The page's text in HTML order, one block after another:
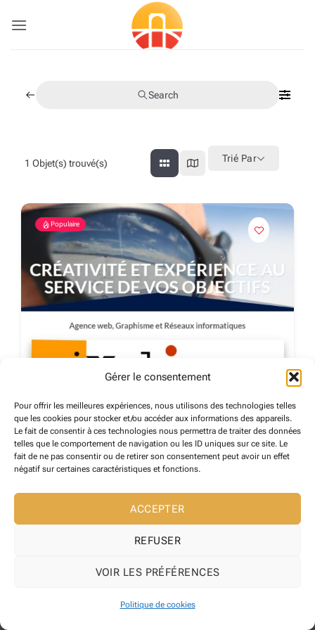
Gérer le consentement
Pour offrir les meilleures expériences, nous utilisons des technologies telles
que les cookies pour stocker et/ou accéder aux informations des appareils.
Le fait de consentir à ces technologies nous permettra de traiter des données
telles que le comportement de navigation ou les ID uniques sur ce site. Le
fait de ne pas consentir ou de retirer son consentement peut avoir un effet
négatif sur certaines caractéristiques et fonctions.
ACCEPTER
REFUSER
VOIR LES PRÉFÉRENCES
Politique de cookies
Search
1 Objet(s) trouvé(s) Trié Par
Populaire
PIXELICOM
Céret
17 mai 2024
PRESTATAIRES DE SERVICES 171
Pixelicom